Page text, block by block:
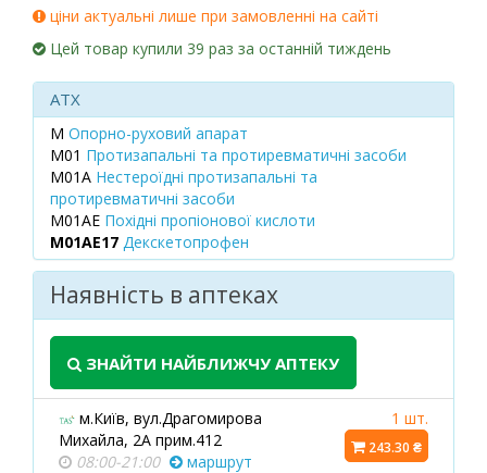
ціни актуальні лише при замовленні на сайті
Цей товар купили 39 раз за останній тиждень
ATX
M Опорно-руховий апарат
M01 Протизапальні та протиревматичні засоби
M01A Нестероїдні протизапальні та
протиревматичні засоби
M01AE Похідні пропіонової кислоти
M01AE17 Декскетопрофен
Наявність в аптеках
ЗНАЙТИ НАЙБЛИЖЧУ АПТЕКУ
м.Київ, вул.Драгомирова
Михайла, 2А прим.412
08:00-21:00
маршрут
1 шт.
243.30 ₴